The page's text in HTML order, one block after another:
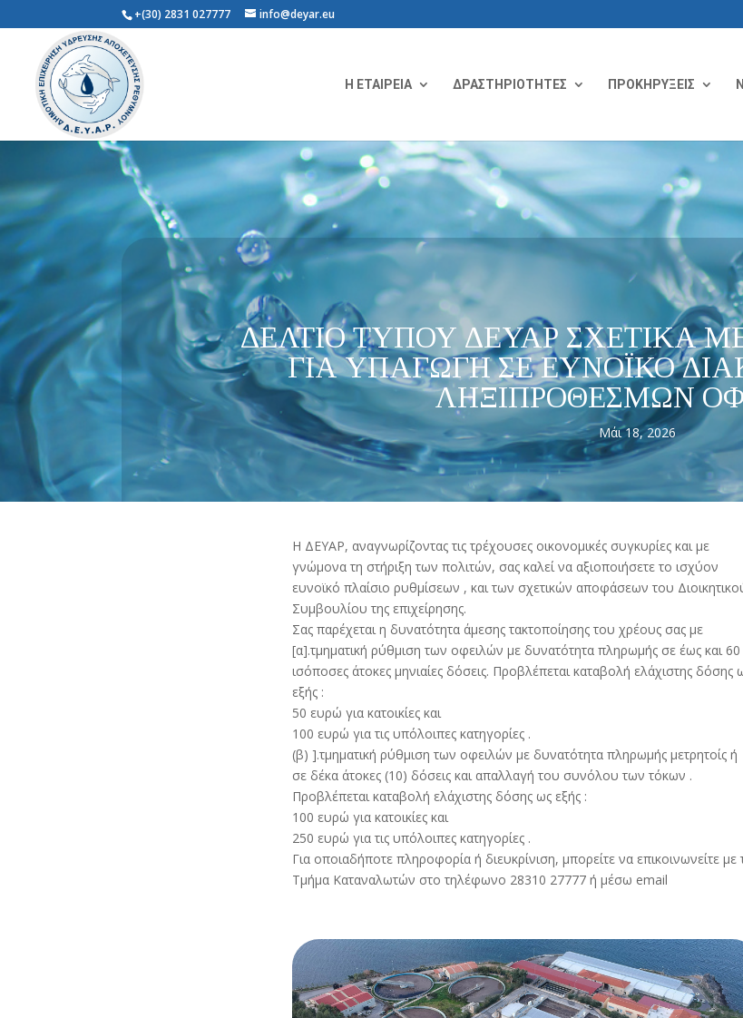
+(30) 2831 027777 info@deyar.eu
Η ΕΤΑΙΡΕΙΑ ΔΡΑΣΤΗΡΙΟΤΗΤΕΣ ΠΡΟΚΗΡΥΞΕΙΣ
ΔΕΛΤΙΟ ΤΥΠΟΥ ΔΕΥΑΡ ΣΧΕΤΙΚΑ
ΓΙΑ ΥΠΑΓΩΓΗ ΣΕ ΕΥΝΟΪΚΟ
ΛΗΞΙΠΡΟΘΕΣΜΩΝ
Μάι 18, 2026
Η ΔΕΥΑΡ, αναγνωρίζοντας τις τρέχουσες οικονομικές συγκυρίες και με
γνώμονα τη στήριξη των πολιτών, σας καλεί να αξιοποιήσετε το ισχύον
ευνοϊκό πλαίσιο ρυθμίσεων , και των σχετικών αποφάσεων του
Συμβουλίου της επιχείρησης.
Σας παρέχεται η δυνατότητα άμεσης τακτοποίησης του χρέους σας με
[α].τμηματική ρύθμιση των οφειλών με δυνατότητα πληρωμής σε έως και 60
ισόποσες άτοκες μηνιαίες δόσεις. Προβλέπεται καταβολή ελάχιστης δόσης
εξής :
50 ευρώ για κατοικίες και
100 ευρώ για τις υπόλοιπες κατηγορίες .
(β) ].τμηματική ρύθμιση των οφειλών με δυνατότητα πληρωμής μετρητοίς ή
σε δέκα άτοκες (10) δόσεις και απαλλαγή του συνόλου των τόκων .
Προβλέπεται καταβολή ελάχιστης δόσης ως εξής :
100 ευρώ για κατοικίες και
250 ευρώ για τις υπόλοιπες κατηγορίες .
Για οποιαδήποτε πληροφορία ή διευκρίνιση, μπορείτε να επικοινωνείτε με
Τμήμα Καταναλωτών στο τηλέφωνο 28310 27777 ή μέσω email